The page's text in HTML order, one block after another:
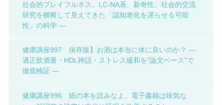
社会的プレイフルネス、LC-NA系、新奇性、社会的交流
研究を横断して見えてきた「認知老化を遅らせる可能
性」の科学 ―
健康講座997 保存版】お酒は本当に体に良いのか？ ―
適正飲酒量・HDL神話・ストレス緩和を“論文ベース”で
徹底検証 ―
健康講座996 紙の本を読みなよ。電子書籍は味気な